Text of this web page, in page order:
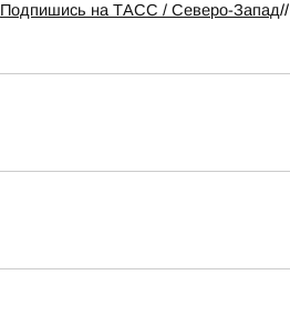
Подпишись на ТАСС / Северо-Запад//